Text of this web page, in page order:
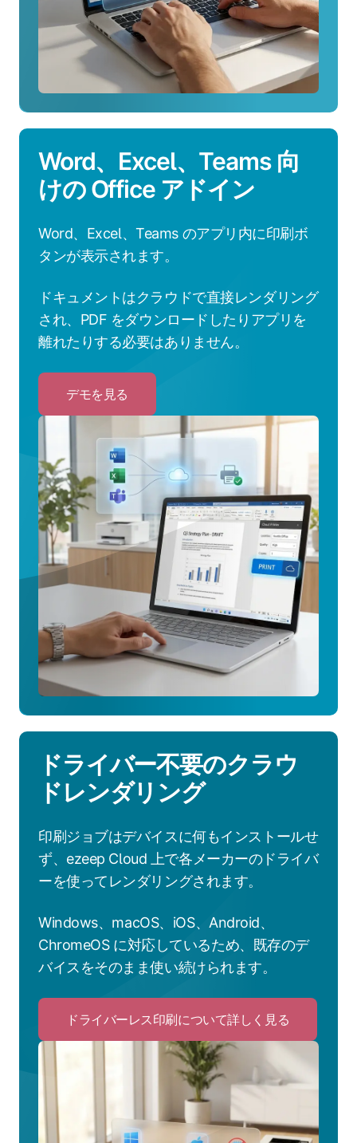
に
つ
い
て
詳
し
見
る
Word、Excel、Teams 向
けの Office アドイン
Word、Excel、Teams のアプリ内に印刷ボ
タンが表示されます。
ドキュメントはクラウドで直接レンダリング
され、PDF をダウンロードしたりアプリを
離れたりする必要はありません。
デモを見る
to
モ
見
ドライバー不要のクラウ
ドレンダリング
印刷ジョブはデバイスに何もインストールせ
ず、ezeep Cloud 上で各メーカーのドライバ
ーを使ってレンダリングされます。
Windows、macOS、iOS、Android、
ChromeOS に対応しているため、既存のデ
バイスをそのまま使い続けられます。
ドライバーレス印刷について詳しく見る
to
ド
ラ
ー